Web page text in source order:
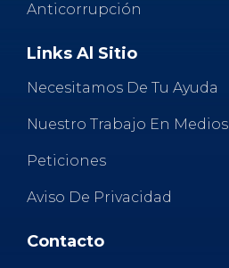
Anticorrupción
Links Al Sitio
Necesitamos De Tu Ayuda
Nuestro Trabajo En Medios
Peticiones
Aviso De Privacidad
Contacto